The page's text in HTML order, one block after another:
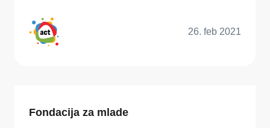
26. feb 2021
Fondacija za mlade